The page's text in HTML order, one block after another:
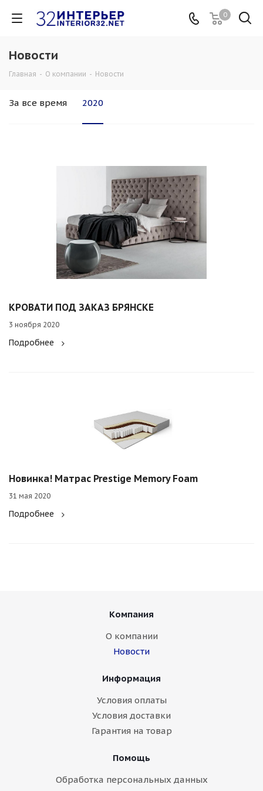
0
Новости
Главная - О компании - Новости
За все время 2020
КРОВАТИ ПОД ЗАКАЗ БРЯНСКЕ
3 ноября 2020
Подробнее
Новинка! Матрас Prestige Memory Foam
31 мая 2020
Подробнее
Компания
О компании
Новости
Информация
Условия оплаты
Условия доставки
Гарантия на товар
Помощь
Обработка персональных данных